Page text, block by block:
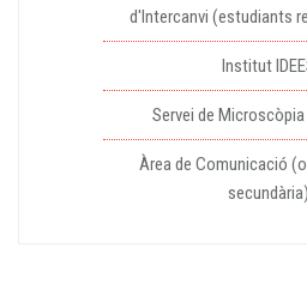
d'Intercanvi (estudiants
Institut
Servei de
Àrea de Comunicació
secundària)